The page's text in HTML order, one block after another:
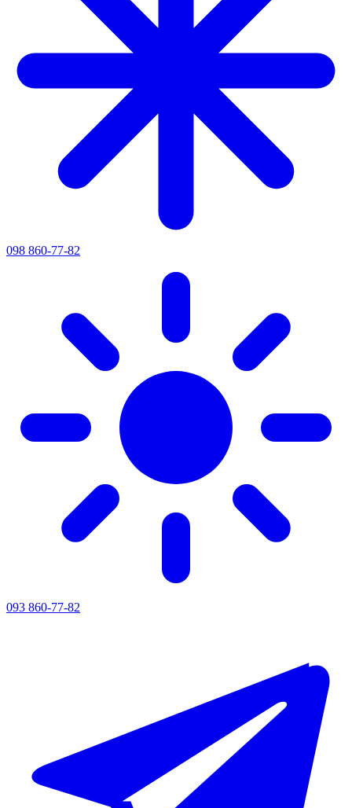
098 860-77-82
093 860-77-82